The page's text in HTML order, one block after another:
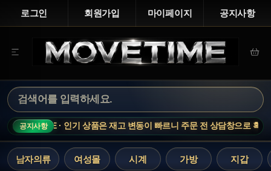
로그인 회원가입 마이페이지 공지사항
공지사항
NOTICE · 인기 상품은 재고 변동이 빠르니 주문 전 상담창으로 확인
남자의류 여성몰 시계 가방 지갑